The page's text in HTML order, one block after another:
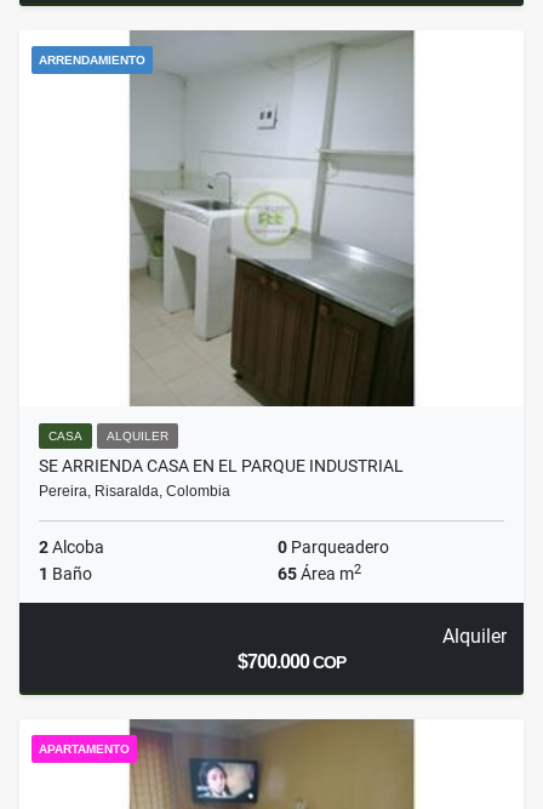
ARRENDAMIENTO
CASA ALQUILER
SE ARRIENDA CASA EN EL PARQUE INDUSTRIAL
Pereira, Risaralda, Colombia
2Alcoba 0 Parqueadero
1 Baño 65Área m2
Alquiler
$700.000COP
APARTAMENTO